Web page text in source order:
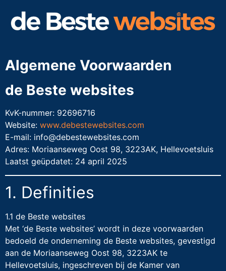
Algemene Voorwaarden
de Beste websites
KvK-nummer: 92696716
Website: www.debestewebsites.com
E-mail: info@debestewebsites.com
Adres: Moriaanseweg Oost 98, 3223AK, Hellevoetsluis
Laatst geüpdatet: 24 april 2025
1. Definities
1.1 de Beste websites
Met ‘de Beste websites’ wordt in deze voorwaarden
bedoeld de onderneming de Beste websites, gevestigd
aan de Moriaanseweg Oost 98, 3223AK te
Hellevoetsluis, ingeschreven bij de Kamer van